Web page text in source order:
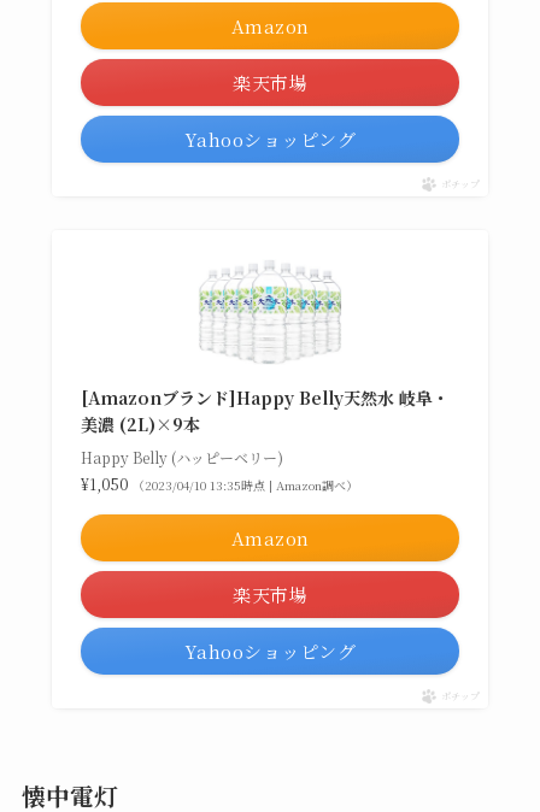
Amazon
楽天市場
Yahooショッピング
ポチップ
[Amazonブランド]Happy Belly天然水 岐阜・
美濃 (2L)×9本
Happy Belly (ハッピーベリー)
¥1,050
（2023/04/10 13:35時点 | Amazon調べ）
Amazon
楽天市場
Yahooショッピング
ポチップ
懐中電灯